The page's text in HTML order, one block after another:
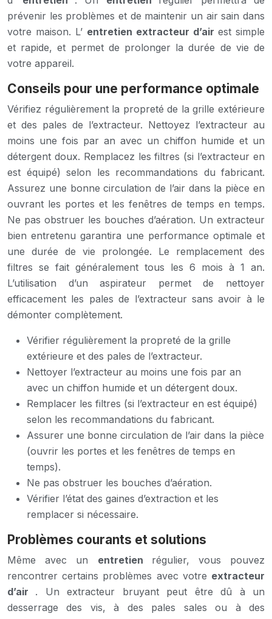
prévenir les problèmes et de maintenir un air sain dans
votre maison. L’ entretien extracteur d’air est simple
et rapide, et permet de prolonger la durée de vie de
votre appareil.
Conseils pour une performance optimale
Vérifiez régulièrement la propreté de la grille extérieure
et des pales de l’extracteur. Nettoyez l’extracteur au
moins une fois par an avec un chiffon humide et un
détergent doux. Remplacez les filtres (si l’extracteur en
est équipé) selon les recommandations du fabricant.
Assurez une bonne circulation de l’air dans la pièce en
ouvrant les portes et les fenêtres de temps en temps.
Ne pas obstruer les bouches d’aération. Un extracteur
bien entretenu garantira une performance optimale et
une durée de vie prolongée. Le remplacement des
filtres se fait généralement tous les 6 mois à 1 an.
L’utilisation d’un aspirateur permet de nettoyer
efficacement les pales de l’extracteur sans avoir à le
démonter complètement.
Vérifier régulièrement la propreté de la grille
extérieure et des pales de l’extracteur.
Nettoyer l’extracteur au moins une fois par an
avec un chiffon humide et un détergent doux.
Remplacer les filtres (si l’extracteur en est équipé)
selon les recommandations du fabricant.
Assurer une bonne circulation de l’air dans la pièce
(ouvrir les portes et les fenêtres de temps en
temps).
Ne pas obstruer les bouches d’aération.
Vérifier l’état des gaines d’extraction et les
remplacer si nécessaire.
Problèmes courants et solutions
Même avec un entretien régulier, vous pouvez
rencontrer certains problèmes avec votre extracteur
d’air . Un extracteur bruyant peut être dû à un
desserrage des vis, à des pales sales ou à des